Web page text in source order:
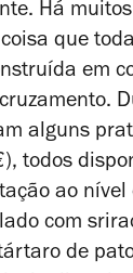
Há
que
em
alguns
todos
ao
com
de